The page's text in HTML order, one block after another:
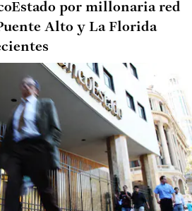
por millonaria red
Alto y La Florida